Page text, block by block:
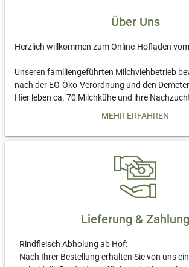
Über Uns
Herzlich willkommen zum Online-Hofladen
Unseren familiengeführten Milchviehbetrieb
nach der EG-Öko-Verordnung und den
Hier leben ca. 70 Milchkühe und ihre
besonders artgerechtes Leben zu ermöglichen.
Kalb selber aufziehen, obwohl sie eine
Als weitere Besonderheit dürfen alle unsere
Hörner behalten. Ein großzügiger Strohstall
ermöglicht den Tieren eine angenehme
Sommer gehen alle auf die Wiese, auch die
Unsere Kühe geben mehr Milch, als ihre Kälber
Aus dieser „übrigen“ Milch lassen wir von einer
Nicht alle Kälber, die hier zur Welt kommen,
eine Milchkuh werden. Trotzdem möchten wir
MEHR ERFAHREN
Lieferung & Zahlung
Rindfleisch Abholung ab Hof:
Nach Ihrer Bestellung erhalten Sie von uns